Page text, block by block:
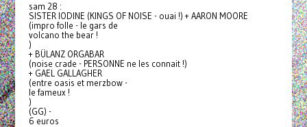
sam 28 :
SISTER IODINE (KINGS OF NOISE - ouai !) + AARON MOORE
(impro folle - le gars de
volcano the bear !
)
+ BÜLANZ ORGABAR
(noise crade - PERSONNE ne les connait !)
+ GAEL GALLAGHER
(entre oasis et merzbow -
le fameux !
)
(GG) -
6 euros